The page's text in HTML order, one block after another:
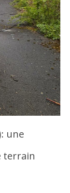
une
terrain